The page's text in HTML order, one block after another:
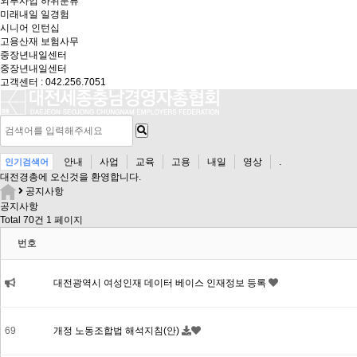
미래내일 일경험
시니어 인턴십
고용산재 보험사무
중장년내일센터
중장년내일센터
고객센터 : 042.256.7051
인기검색어 안내 사업 교육 고용 내일 영상
.
대전경총에 오신것을 환영합니다.
공지사항
공지사항
Total 70건 1 페이지
번호
대전광역시 여성인재 데이터 베이스 인재정보 등록
69 개정 노동조합법 해석지침(안)